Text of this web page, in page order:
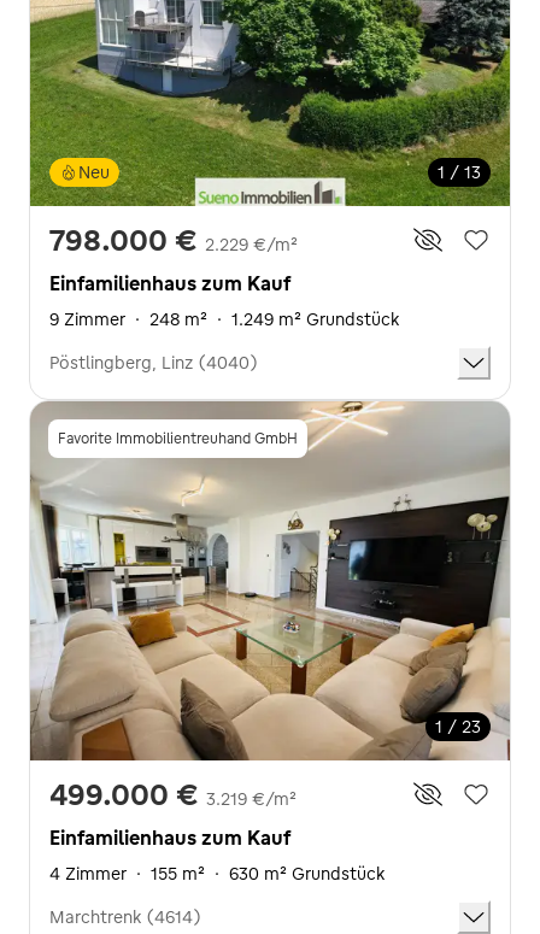
1 / 13
Neu
798.000 € 2.229 €/m²
Einfamilienhaus zum Kauf
9 Zimmer · 248 m² · 1.249 m² Grundstück
Pöstlingberg, Linz (4040)
Favorite Immobilientreuhand GmbH
1 / 23
499.000 € 3.219 €/m²
Einfamilienhaus zum Kauf
4 Zimmer · 155 m² · 630 m² Grundstück
Marchtrenk (4614)